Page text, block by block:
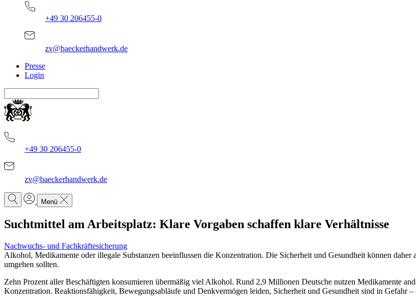
+49 30 206455-0
zv@baeckerhandwerk.de
Presse
Login
+49 30 206455-0
zv@baeckerhandwerk.de
Menü
Suchtmittel am Arbeitsplatz: Klare Vorgaben schaffen klare Verhältnisse
Nachwuchs- und Fachkräftesicherung
Alkohol, Medikamente oder illegale Substanzen beeinflussen die Konzentration. Die Sicherheit und Gesundheit können
umgehen sollten.
Zehn Prozent aller Beschäftigten konsumieren übermäßig viel Alkohol. Rund 2,9 Millionen Deutsche nutzen Medikamente
Konzentration. Reaktionsfähigkeit, Bewegungsabläufe und Denkvermögen leiden, Sicherheit und Gesundheit sind in Gefahr –